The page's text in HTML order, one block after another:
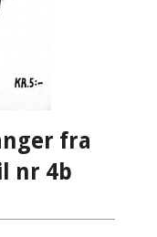
fra
nr 4b